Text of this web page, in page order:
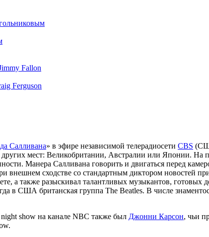
Fallon
Ferguson
Салливана» в эфире независимой телерадиосети CBS
других мест: Великобритании, Австралии или Японии.
Манера Салливана говорить и двигаться перед
сходстве со стандартным диктором новостей
а также разыскивал талантливых музыкантов,
в США британская группа The Beatles. В числе
show на канале NBC также был Джонни Карсон, чьи